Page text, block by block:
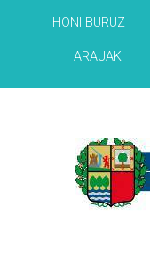
HONI BURUZ
ARAUAK